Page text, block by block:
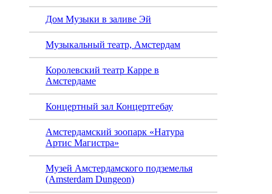
Дом Музыки в заливе Эй
Музыкальный театр, Амстердам
Королевский театр Карре в
Амстердаме
Концертный зал Концертгебау
Амстердамский зоопарк «Натура
Артис Магистра»
Музей Амстердамского подземелья
(Amsterdam Dungeon)